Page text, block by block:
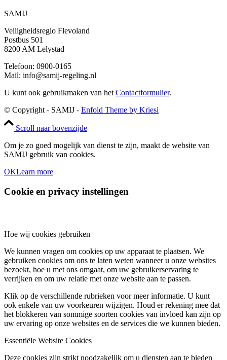
SAMIJ
Veiligheidsregio Flevoland
Postbus 501
8200 AM Lelystad
Telefoon: 0900-0165
Mail: info@samij-regeling.nl
U kunt ook gebruikmaken van het Contactformulier.
© Copyright - SAMIJ - Enfold Theme by Kriesi
Scroll naar bovenzijde
Om je zo goed mogelijk van dienst te zijn, maakt de website van
SAMIJ gebruik van cookies.
OKLearn more
Cookie en privacy instellingen
Hoe wij cookies gebruiken
We kunnen vragen om cookies op uw apparaat te plaatsen. We
gebruiken cookies om ons te laten weten wanneer u onze websites
bezoekt, hoe u met ons omgaat, om uw gebruikerservaring te
verrijken en om uw relatie met onze website aan te passen.
Klik op de verschillende rubrieken voor meer informatie. U kunt
ook enkele van uw voorkeuren wijzigen. Houd er rekening mee dat
het blokkeren van sommige soorten cookies van invloed kan zijn op
uw ervaring op onze websites en de services die we kunnen bieden.
Essentiële Website Cookies
Deze cookies zijn strikt noodzakelijk om u diensten aan te bieden